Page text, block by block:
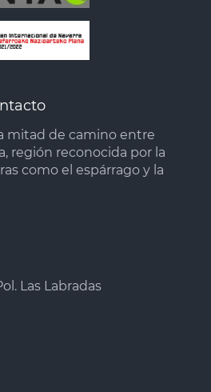
mitad de camino entre
región reconocida por la
como el espárrago y la
Las Labradas